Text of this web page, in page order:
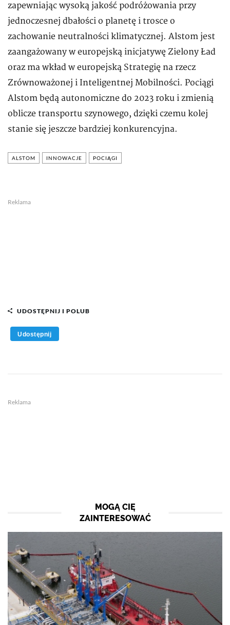
zapewniając wysoką jakość podróżowania przy
jednoczesnej dbałości o planetę i trosce o
zachowanie neutralności klimatycznej. Alstom jest
zaangażowany w europejską inicjatywę Zielony Ład
oraz ma wkład w europejską Strategię na rzecz
Zrównoważonej i Inteligentnej Mobilności. Pociągi
Alstom będą autonomiczne do 2023 roku i zmienią
oblicze transportu szynowego, dzięki czemu kolej
stanie się jeszcze bardziej konkurencyjna.
ALSTOM INNOWACJE POCIĄGI
Reklama
UDOSTĘPNIJ I POLUB
Udostępnij
Reklama
MOGĄ CIĘ
ZAINTERESOWAĆ